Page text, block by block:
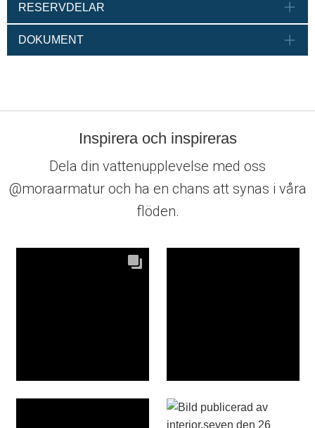
RESERVDELAR
DOKUMENT
Inspirera och inspireras
Dela din vattenupplevelse med oss
@moraarmatur och ha en chans att synas i våra
flöden.